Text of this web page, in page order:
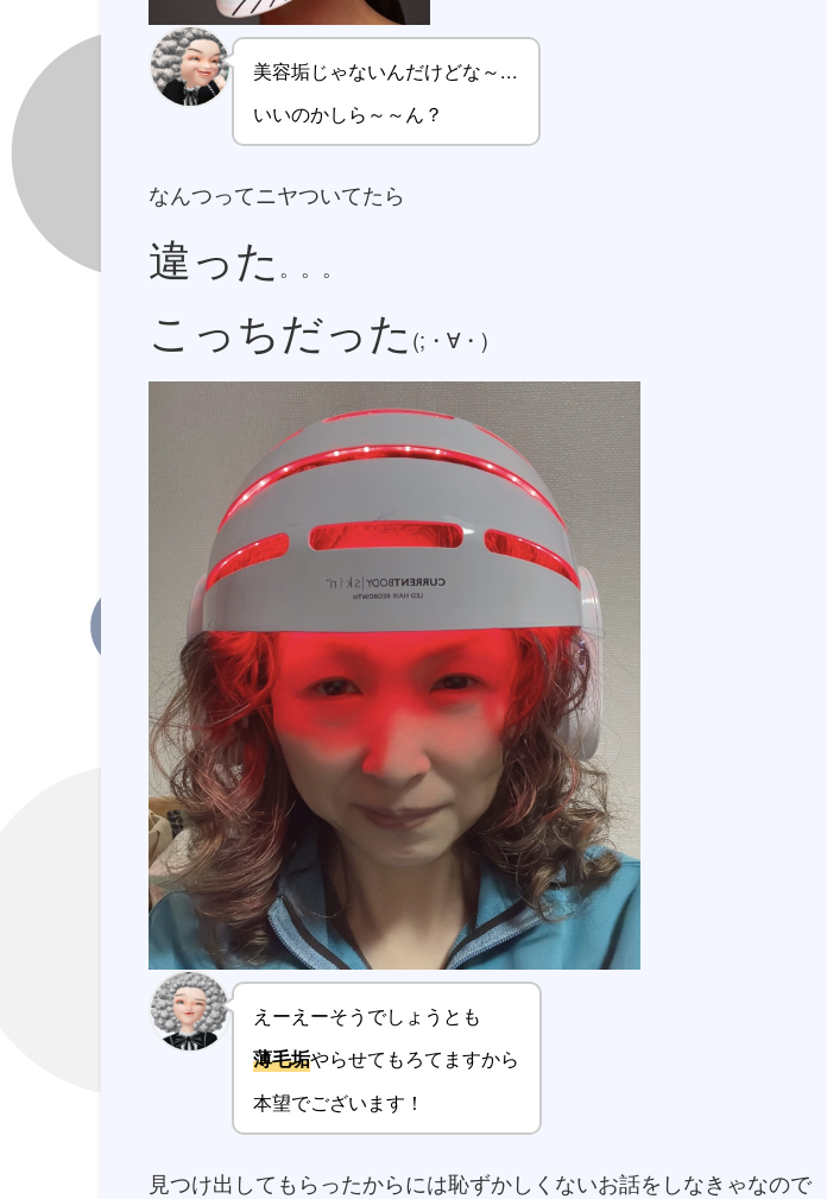
美容垢じゃないんだけどな～...
いいのかしら～～ん？
なんつってニヤついてたら
違った 。。。
こっちだった (;・∀・)
えーえーそうでしょうとも
薄毛垢やらせてもろてますから
本望でございます！
見つけ出してもらったからには恥ずかしくないお話をしなきゃなので